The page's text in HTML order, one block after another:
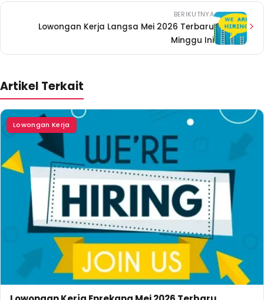
BERIKUTNYA
Lowongan Kerja Langsa Mei 2026 Terbaru
Minggu Ini
Artikel Terkait
Lowongan Kerja